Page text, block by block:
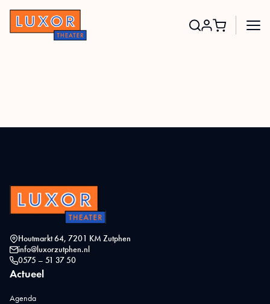
Houtmarkt 64, 7201 KM Zutphen
info@luxorzutphen.nl
0575 – 51 37 50
Actueel
Agenda